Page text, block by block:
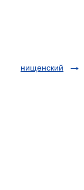
нищенский